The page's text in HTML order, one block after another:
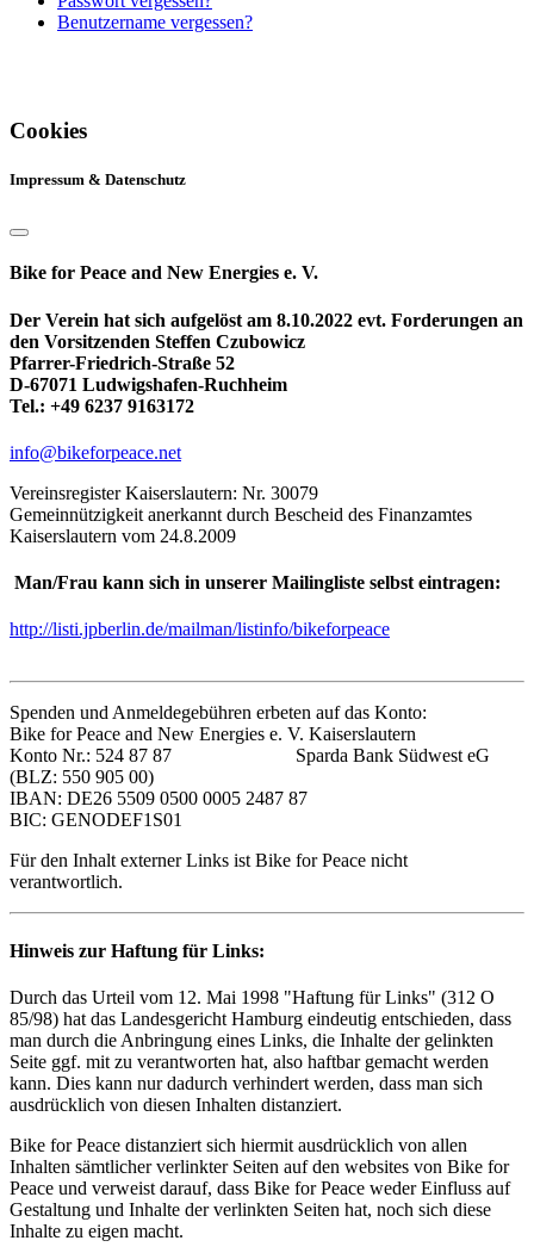
Benutzername vergessen?
Cookies
Impressum & Datenschutz
Bike for Peace and New Energies e. V.
Der Verein hat sich aufgelöst am 8.10.2022 evt. Forderungen an
den Vorsitzenden Steffen Czubowicz
Pfarrer-Friedrich-Straße 52
D-67071 Ludwigshafen-Ruchheim
Tel.: +49 6237 9163172
info@bikeforpeace.net
Vereinsregister Kaiserslautern: Nr. 30079
Gemeinnützigkeit anerkannt durch Bescheid des Finanzamtes
Kaiserslautern vom 24.8.2009
Man/Frau kann sich in unserer Mailingliste selbst eintragen:
http://listi.jpberlin.de/mailman/listinfo/bikeforpeace
Spenden und Anmeldegebühren erbeten auf das Konto:
Bike for Peace and New Energies e. V. Kaiserslautern
Konto Nr.: 524 87 87 Sparda Bank Südwest eG
(BLZ: 550 905 00)
IBAN: DE26 5509 0500 0005 2487 87
BIC: GENODEF1S01
Für den Inhalt externer Links ist Bike for Peace nicht
verantwortlich.
Hinweis zur Haftung für Links:
Durch das Urteil vom 12. Mai 1998 "Haftung für Links" (312 O
85/98) hat das Landesgericht Hamburg eindeutig entschieden, dass
man durch die Anbringung eines Links, die Inhalte der gelinkten
Seite ggf. mit zu verantworten hat, also haftbar gemacht werden
kann. Dies kann nur dadurch verhindert werden, dass man sich
ausdrücklich von diesen Inhalten distanziert.
Bike for Peace distanziert sich hiermit ausdrücklich von allen
Inhalten sämtlicher verlinkter Seiten auf den websites von Bike for
Peace und verweist darauf, dass Bike for Peace weder Einfluss auf
Gestaltung und Inhalte der verlinkten Seiten hat, noch sich diese
Inhalte zu eigen macht.